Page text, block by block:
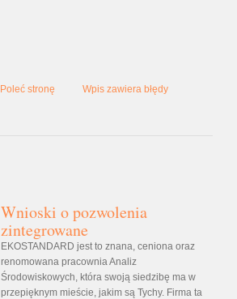
Poleć stronę Wpis zawiera błędy
Wnioski o pozwolenia
zintegrowane
EKOSTANDARD jest to znana, ceniona oraz
renomowana pracownia Analiz
Środowiskowych, która swoją siedzibę ma w
przepięknym mieście, jakim są Tychy. Firma ta